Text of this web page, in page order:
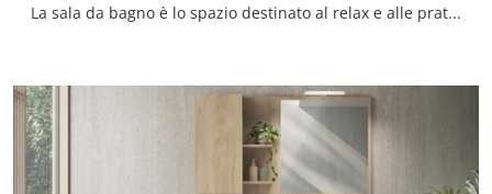
La sala da bagno è lo spazio destinato al relax e alle pratiche di cura della propria persona, perciò va arredato unendo doti di praticità e design.